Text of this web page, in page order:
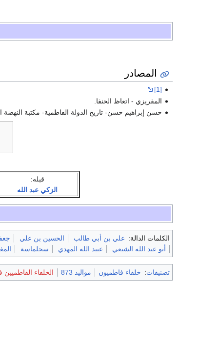
المصادر
[1]
المقريزي - اتعاظ الحنفا.
حسن إبراهيم حسن- تاريخ الدولة الفاطمية- مكتبة النهضة
قبله:
الزكي عبد الله
الكلمات الدالة: علي بن أبي طالب الحسين بن علي
أبو عبد الله الشيعي
عبيد الله المهدي سجلماسة
تصنيفات: خلفاء فاطميون مواليد 873 الخلفاء